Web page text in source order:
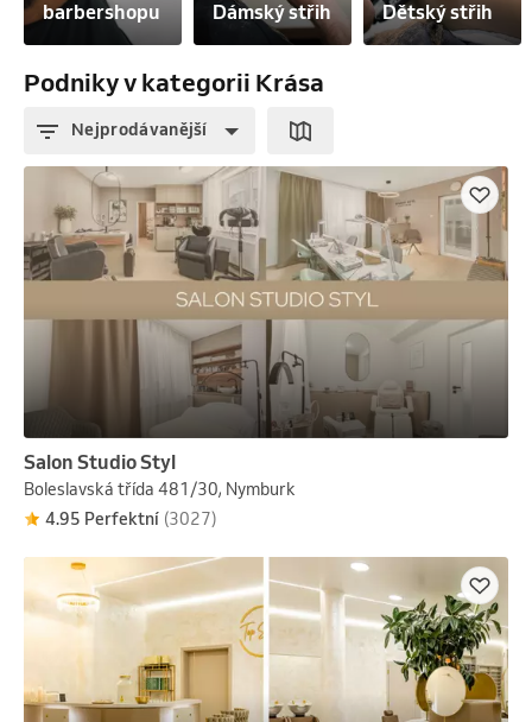
barbershopu Dámský střih Dětský střih
Podniky v kategorii Krása
Nejprodávanější
Salon Studio Styl
Boleslavská třída 481/30, Nymburk
4.95 Perfektní (3027)